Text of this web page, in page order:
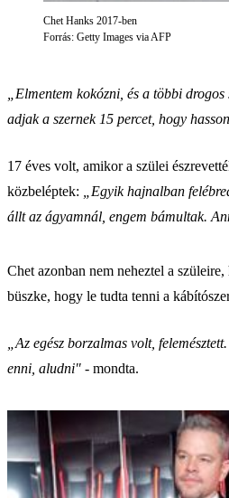
Chet Hanks 2017-ben
Forrás: Getty Images via AFP
„Elmentem kokózni, és a többi
adjak a szernek 15 percet, hogy
17 éves volt, amikor a szülei
közbeléptek:
„Egyik hajnalban
állt az ágyamnál, engem bámultak.
Chet azonban nem neheztel a
büszke, hogy le tudta tenni a
„Az egész borzalmas volt,
enni, aludni" - mondta.